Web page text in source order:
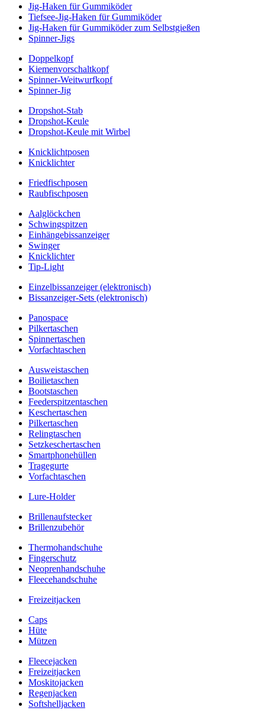
Jig-Haken für Gummiköder
Tiefsee-Jig-Haken für Gummiköder
Jig-Haken für Gummiköder zum Selbstgießen
Spinner-Jigs
Doppelkopf
Kiemenvorschaltkopf
Spinner-Weitwurfkopf
Spinner-Jig
Dropshot-Stab
Dropshot-Keule
Dropshot-Keule mit Wirbel
Knicklichtposen
Knicklichter
Friedfischposen
Raubfischposen
Aalglöckchen
Schwingspitzen
Einhängebissanzeiger
Swinger
Knicklichter
Tip-Light
Einzelbissanzeiger (elektronisch)
Bissanzeiger-Sets (elektronisch)
Panospace
Pilkertaschen
Spinnertaschen
Vorfachtaschen
Ausweistaschen
Boilietaschen
Bootstaschen
Feederspitzentaschen
Keschertaschen
Pilkertaschen
Relingtaschen
Setzkeschertaschen
Smartphonehüllen
Tragegurte
Vorfachtaschen
Lure-Holder
Brillenaufstecker
Brillenzubehör
Thermohandschuhe
Fingerschutz
Neoprenhandschuhe
Fleecehandschuhe
Freizeitjacken
Caps
Hüte
Mützen
Fleecejacken
Freizeitjacken
Moskitojacken
Regenjacken
Softshelljacken